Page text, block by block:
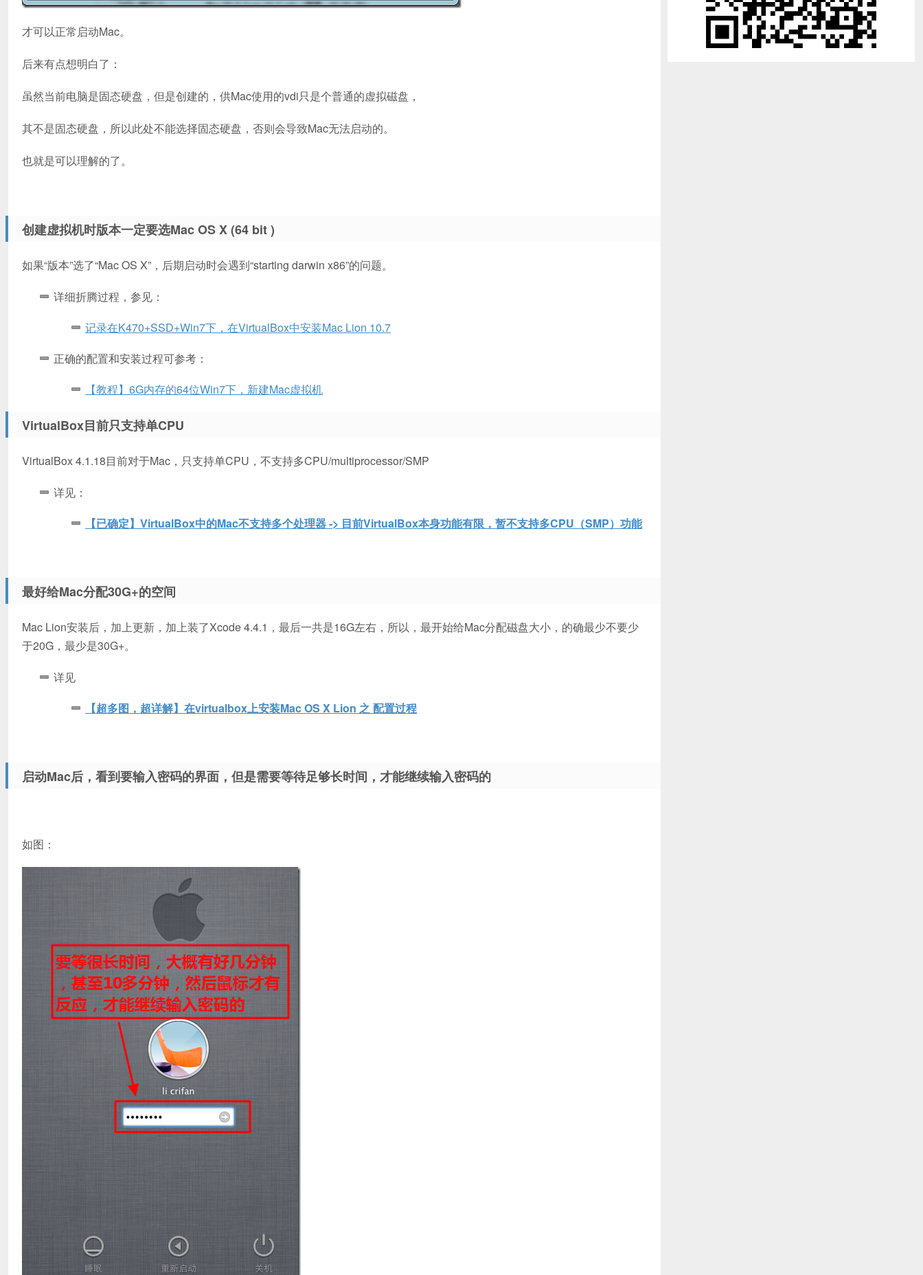
才可以正常启动Mac。
后来有点想明白了：
虽然当前电脑是固态硬盘，但是创建的，供Mac使用的vdi只是个普通的虚拟磁盘，
其不是固态硬盘，所以此处不能选择固态硬盘，否则会导致Mac无法启动的。
也就是可以理解的了。
创建虚拟机时版本一定要选Mac OS X (64 bit )
如果“版本”选了“Mac OS X”，后期启动时会遇到“starting darwin x86”的问题。
详细折腾过程，参见：
记录在K470+SSD+Win7下，在VirtualBox中安装Mac Lion 10.7
正确的配置和安装过程可参考：
【教程】6G内存的64位Win7下，新建Mac虚拟机
VirtualBox目前只支持单CPU
VirtualBox 4.1.18目前对于Mac，只支持单CPU，不支持多CPU/multiprocessor/SMP
详见：
【已确定】VirtualBox中的Mac不支持多个处理器 -> 目前VirtualBox本身功能有限，暂不支持多CPU（SMP）功能
最好给Mac分配30G+的空间
Mac Lion安装后，加上更新，加上装了Xcode 4.4.1，最后一共是16G左右，所以，最开始给Mac分配磁盘大小，的确最少不要少
于20G，最少是30G+。
详见
【超多图，超详解】在virtualbox上安装Mac OS X Lion 之 配置过程
启动Mac后，看到要输入密码的界面，但是需要等待足够长时间，才能继续输入密码的
如图：